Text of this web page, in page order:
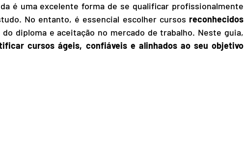
é uma excelente forma de se qualificar profissionalmente
No entanto, é essencial escolher cursos reconhecidos
diploma e aceitação no mercado de trabalho. Neste guia,
cursos ágeis, confiáveis e alinhados ao seu objetivo